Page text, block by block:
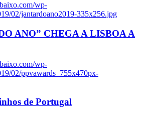
wp-
02/jantardoano2019-335x256.jpg
ANO” CHEGA A LISBOA A
wp-
02/ppvawards_755x470px-
de Portugal